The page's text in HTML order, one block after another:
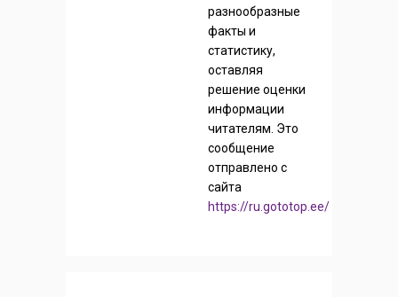
разнообразные
факты и
статистику,
оставляя
решение оценки
информации
читателям. Это
сообщение
отправлено с
сайта
https://ru.gototop.ee/